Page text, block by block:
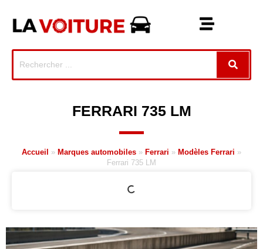
FERRARI 735 LM
Accueil » Marques automobiles » Ferrari » Modèles Ferrari »
Ferrari 735 LM